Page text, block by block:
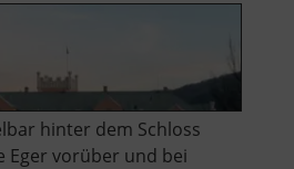
hinter dem Schloss
Eger vorüber und bei